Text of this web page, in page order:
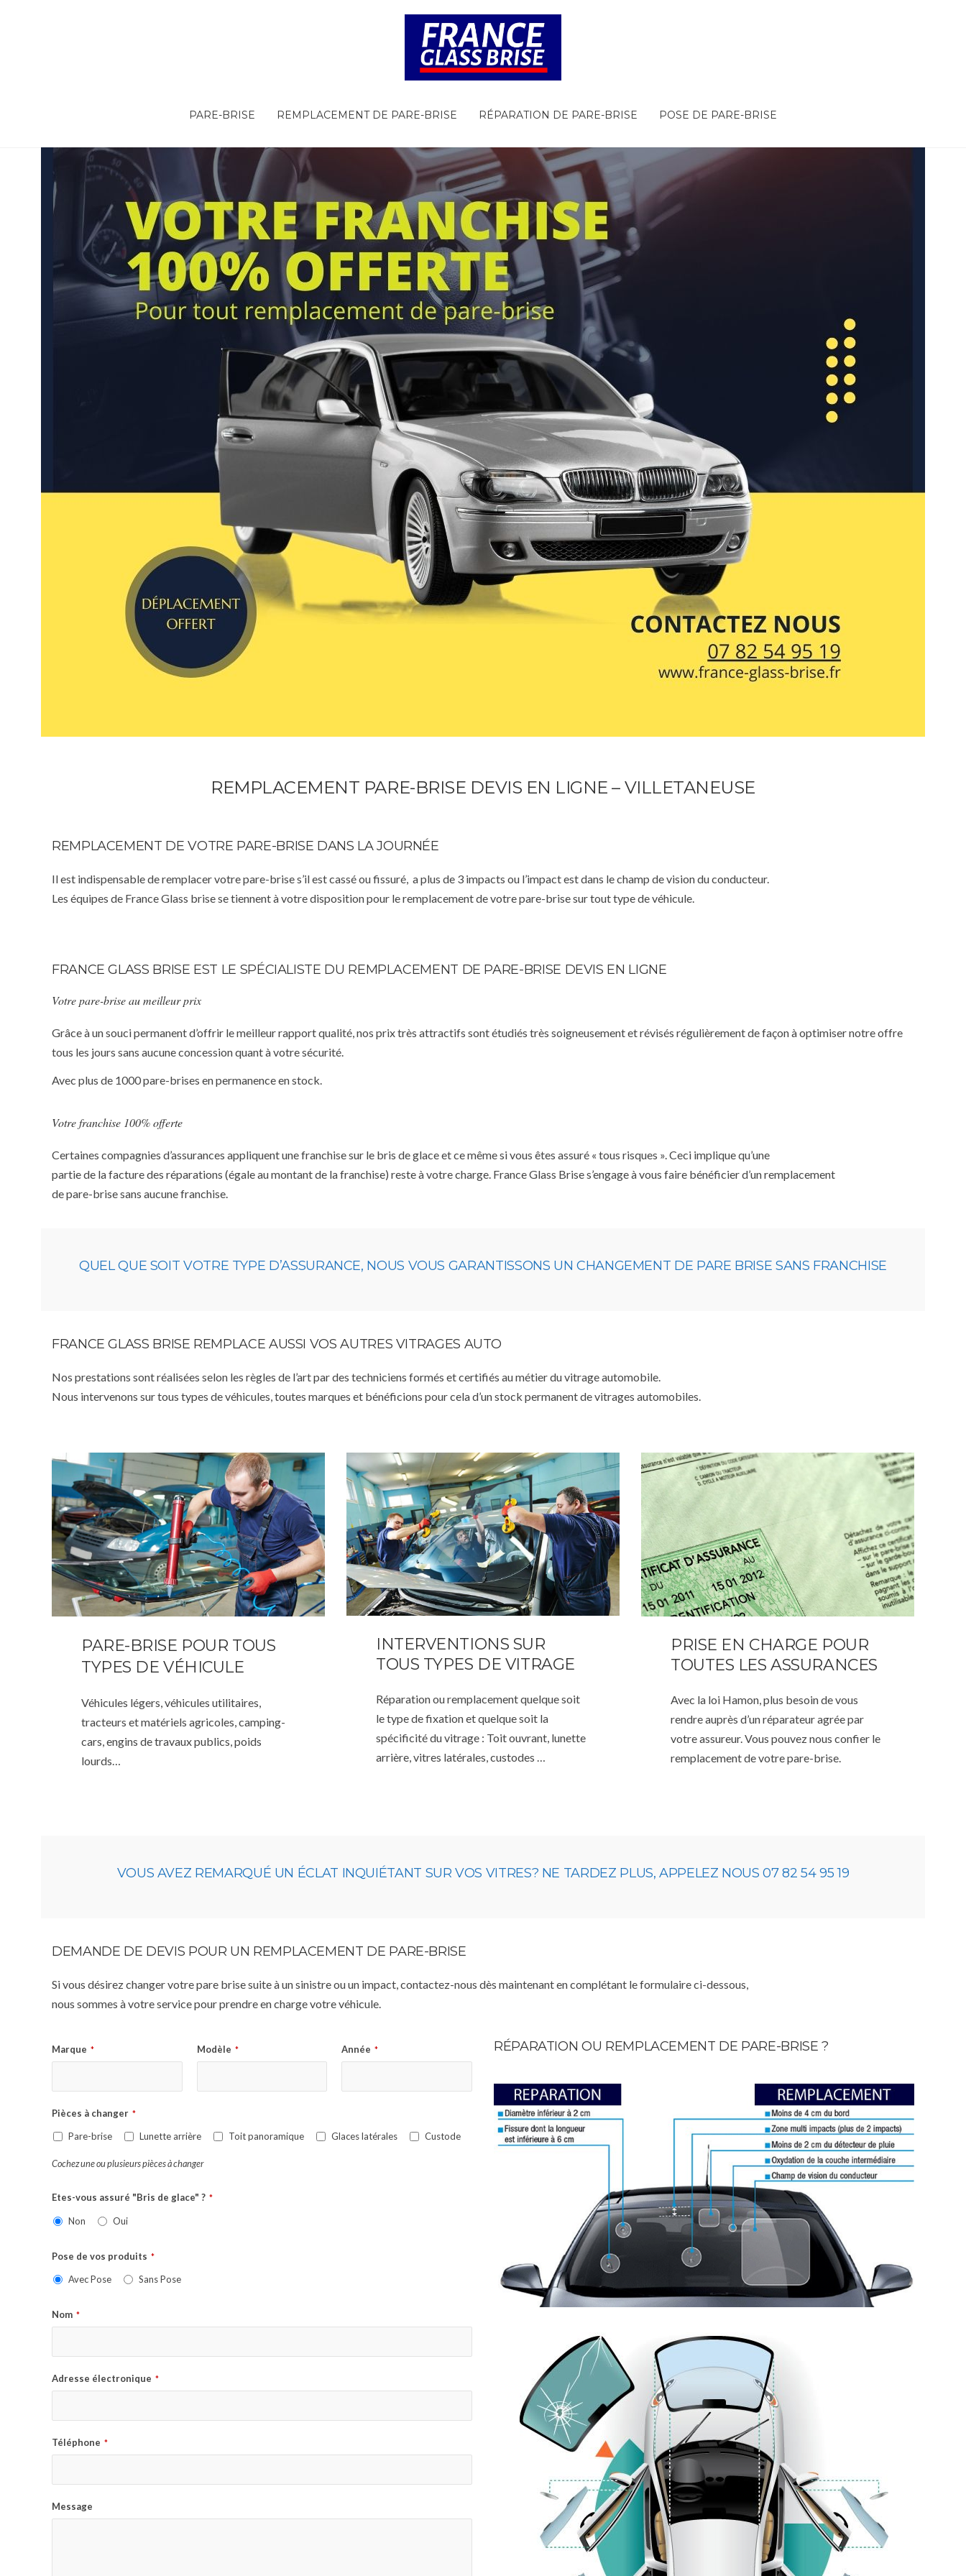
PARE-BRISE REMPLACEMENT DE PARE-BRISE RÉPARATION DE PARE-BRISE POSE DE PARE-BRISE
REMPLACEMENT PARE-BRISE DEVIS EN LIGNE – VILLETANEUSE
REMPLACEMENT DE VOTRE PARE-BRISE DANS LA JOURNÉE
Il est indispensable de remplacer votre pare-brise s’il est cassé ou fissuré, a plus de 3 impacts ou l’impact est dans le champ de vision du conducteur.
Les équipes de France Glass brise se tiennent à votre disposition pour le remplacement de votre pare-brise sur tout type de véhicule.
FRANCE GLASS BRISE EST LE SPÉCIALISTE DU REMPLACEMENT DE PARE-BRISE DEVIS EN LIGNE
Votre pare-brise au meilleur prix
Grâce à un souci permanent d’offrir le meilleur rapport qualité, nos prix très attractifs sont étudiés très soigneusement et révisés régulièrement de façon à optimiser notre offre
tous les jours sans aucune concession quant à votre sécurité.
Avec plus de 1000 pare-brises en permanence en stock.
Votre franchise 100% offerte
Certaines compagnies d’assurances appliquent une franchise sur le bris de glace et ce même si vous êtes assuré « tous risques ». Ceci implique qu’une
partie de la facture des réparations (égale au montant de la franchise) reste à votre charge. France Glass Brise s’engage à vous faire bénéficier d’un remplacement
de pare-brise sans aucune franchise.
QUEL QUE SOIT VOTRE TYPE D’ASSURANCE, NOUS VOUS GARANTISSONS UN CHANGEMENT DE PARE BRISE SANS FRANCHISE
FRANCE GLASS BRISE REMPLACE AUSSI VOS AUTRES VITRAGES AUTO
Nos prestations sont réalisées selon les règles de l’art par des techniciens formés et certifiés au métier du vitrage automobile.
Nous intervenons sur tous types de véhicules, toutes marques et bénéficions pour cela d’un stock permanent de vitrages automobiles.
PARE-BRISE POUR TOUS
TYPES DE VÉHICULE
Véhicules légers, véhicules utilitaires,
tracteurs et matériels agricoles, camping-
cars, engins de travaux publics, poids
lourds…
INTERVENTIONS SUR
TOUS TYPES DE VITRAGE
Réparation ou remplacement quelque soit
le type de fixation et quelque soit la
spécificité du vitrage : Toit ouvrant, lunette
arrière, vitres latérales, custodes …
PRISE EN CHARGE POUR
TOUTES LES ASSURANCES
Avec la loi Hamon, plus besoin de vous
rendre auprès d’un réparateur agrée par
votre assureur. Vous pouvez nous confier le
remplacement de votre pare-brise.
VOUS AVEZ REMARQUÉ UN ÉCLAT INQUIÉTANT SUR VOS VITRES? NE TARDEZ PLUS, APPELEZ NOUS 07 82 54 95 19
DEMANDE DE DEVIS POUR UN REMPLACEMENT DE PARE-BRISE
Si vous désirez changer votre pare brise suite à un sinistre ou un impact, contactez-nous dès maintenant en complétant le formulaire ci-dessous,
nous sommes à votre service pour prendre en charge votre véhicule.
Marque * Modèle * Année *
Pièces à changer *
Pare-brise Lunette arrière Toit panoramique Glaces latérales Custode
Cochez une ou plusieurs pièces à changer
Etes-vous assuré "Bris de glace" ? *
Non Oui
Pose de vos produits *
Avec Pose Sans Pose
Nom *
Adresse électronique *
Téléphone *
Message
RÉPARATION OU REMPLACEMENT DE PARE-BRISE ?